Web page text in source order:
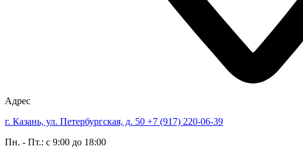
Адрес
г. Казань, ул. Петербургская, д. 50 +7 (917) 220-06-39
Пн. - Пт.: с 9:00 до 18:00